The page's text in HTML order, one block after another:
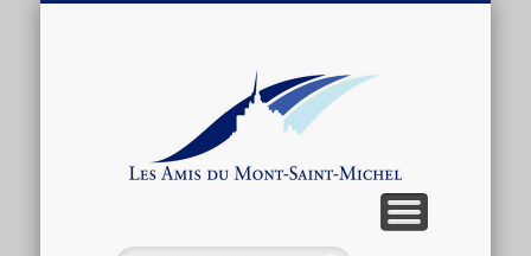
Mont-